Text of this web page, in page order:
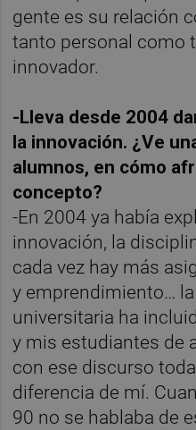
gente es su relación
tanto personal como
innovador.
-Lleva desde 2004
la innovación. ¿Ve
alumnos, en cómo
concepto?
-En 2004 ya había
innovación, la
cada vez hay más
y emprendimiento…
universitaria ha
y mis estudiantes de
con ese discurso
diferencia de mí.
90 no se hablaba de